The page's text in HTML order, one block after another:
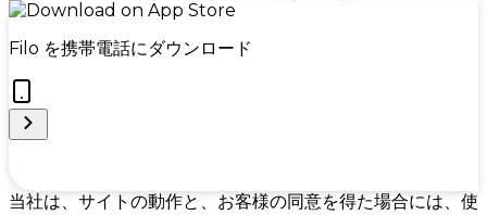
Filo を携帯電話にダウンロード
Cookie Preferences
当社は、サイトの動作と、お客様の同意を得た場合には、使